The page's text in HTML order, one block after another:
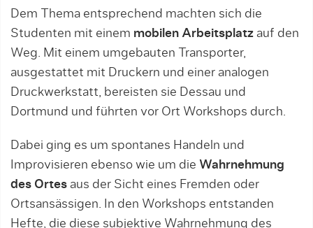
Dem Thema entsprechend machten sich die
Studenten mit einem mobilen Arbeitsplatz auf den
Weg. Mit einem umgebauten Transporter,
ausgestattet mit Druckern und einer analogen
Druckwerkstatt, bereisten sie Dessau und
Dortmund und führten vor Ort Workshops durch.
Dabei ging es um spontanes Handeln und
Improvisieren ebenso wie um die Wahrnehmung
des Ortes aus der Sicht eines Fremden oder
Ortsansässigen. In den Workshops entstanden
Hefte, die diese subjektive Wahrnehmung des